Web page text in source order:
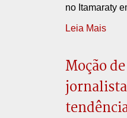
no Itamaraty
Leia Mais
Moção